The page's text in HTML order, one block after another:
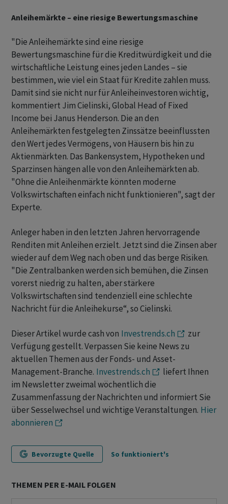
Anleihemärkte – eine riesige Bewertungsmaschine
"Die Anleihemärkte sind eine riesige
Bewertungsmaschine für die Kreditwürdigkeit und die
wirtschaftliche Leistung eines jeden Landes – sie
bestimmen, wie viel ein Staat für Kredite zahlen muss.
Damit sind sie nicht nur für Anleiheinvestoren wichtig,
kommentiert Jim Cielinski, Global Head of Fixed
Income bei Janus Henderson. Die an den
Anleihemärkten festgelegten Zinssätze beeinflussten
den Wert jedes Vermögens, von Häusern bis hin zu
Aktienmärkten. Das Bankensystem, Hypotheken und
Sparzinsen hängen alle von den Anleihemärkten ab.
"Ohne die Anleihenmärkte könnten moderne
Volkswirtschaften einfach nicht funktionieren", sagt der
Experte.
Anleger haben in den letzten Jahren hervorragende
Renditen mit Anleihen erzielt. Jetzt sind die Zinsen aber
wieder auf dem Weg nach oben und das berge Risiken.
"Die Zentralbanken werden sich bemühen, die Zinsen
vorerst niedrig zu halten, aber stärkere
Volkswirtschaften sind tendenziell eine schlechte
Nachricht für die Anleihekurse“, so Cielinski.
Dieser Artikel wurde cash von Investrends.ch
zur
Verfügung gestellt. Verpassen Sie keine News zu
aktuellen Themen aus der Fonds- und Asset-
Management-Branche. Investrends.ch
liefert Ihnen
im Newsletter zweimal wöchentlich die
Zusammenfassung der Nachrichten und informiert Sie
über Sesselwechsel und wichtige Veranstaltungen. Hier
abonnieren
Bevorzugte Quelle So funktioniert's
THEMEN PER E-MAIL FOLGEN